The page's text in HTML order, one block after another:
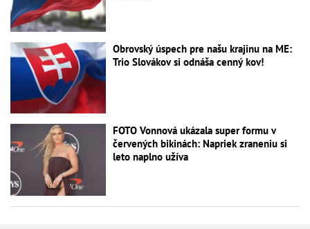
Obrovský úspech pre našu krajinu na ME:
Trio Slovákov si odnáša cenný kov!
FOTO Vonnová ukázala super formu v
červených bikinách: Napriek zraneniu si
leto naplno užíva